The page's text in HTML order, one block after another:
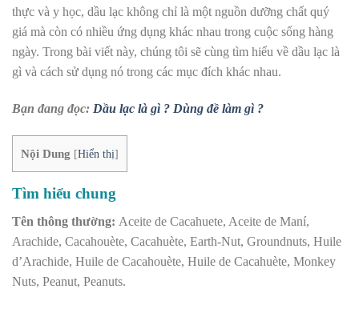
thực và y học, dầu lạc không chỉ là một nguồn dưỡng chất quý
giá mà còn có nhiều ứng dụng khác nhau trong cuộc sống hàng
ngày. Trong bài viết này, chúng tôi sẽ cùng tìm hiểu về dầu lạc là
gì và cách sử dụng nó trong các mục đích khác nhau.
Bạn đang đọc: Dầu lạc là gì ? Dùng đề làm gì ?
Nội Dung [Hiển thị]
Tìm hiểu chung
Tên thông thường: Aceite de Cacahuete, Aceite de Maní,
Arachide, Cacahouète, Cacahuète, Earth-Nut, Groundnuts, Huile
d’Arachide, Huile de Cacahouète, Huile de Cacahuète, Monkey
Nuts, Peanut, Peanuts.